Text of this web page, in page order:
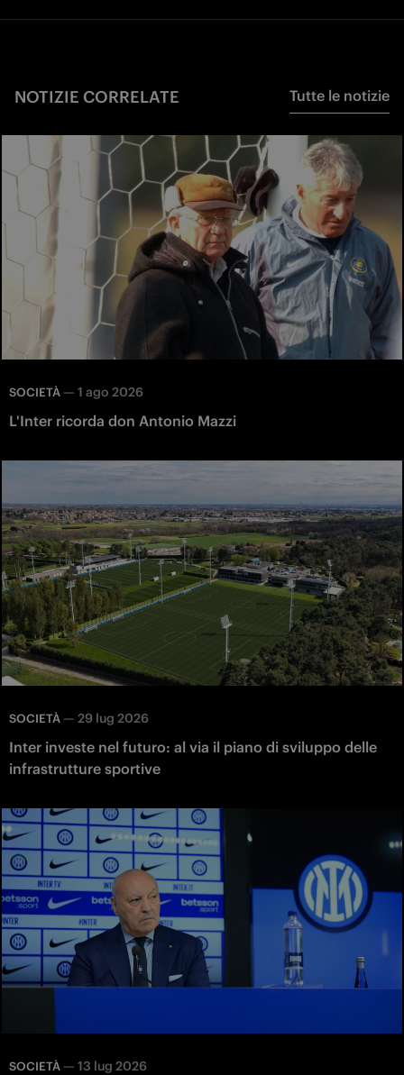
NOTIZIE CORRELATE Tutte le notizie
SOCIETÀ — 1 ago 2026
L'Inter ricorda don Antonio Mazzi
SOCIETÀ — 29 lug 2026
Inter investe nel futuro: al via il piano di sviluppo delle
infrastrutture sportive
SOCIETÀ — 13 lug 2026